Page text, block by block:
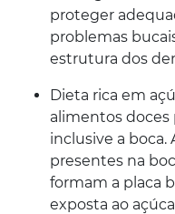
proteger
problemas
estrutura dos
Dieta rica em
alimentos doces
inclusive a
presentes na
formam a placa
exposta ao